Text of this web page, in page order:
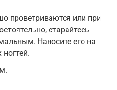
проветриваются или при
старайтесь
Наносите его на